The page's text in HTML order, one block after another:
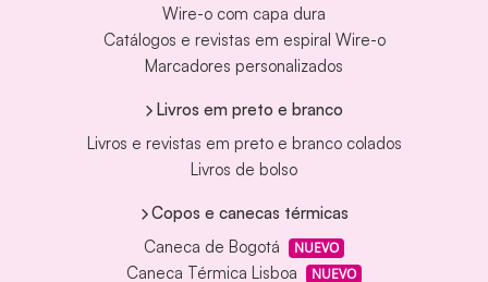
Wire-o com capa dura
Catálogos e revistas em espiral Wire-o
Marcadores personalizados
Livros em preto e branco
Livros e revistas em preto e branco colados
Livros de bolso
Copos e canecas térmicas
Caneca de Bogotá
NUEVO
Caneca Térmica Lisboa NUEVO